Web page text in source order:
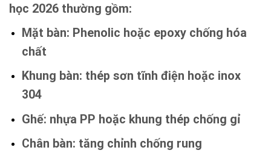
học 2026 thường gồm:
Mặt bàn: Phenolic hoặc epoxy chống hóa
chất
Khung bàn: thép sơn tĩnh điện hoặc inox
304
Ghế: nhựa PP hoặc khung thép chống gỉ
Chân bàn: tăng chỉnh chống rung